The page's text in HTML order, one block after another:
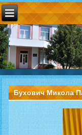
Бухович Микола